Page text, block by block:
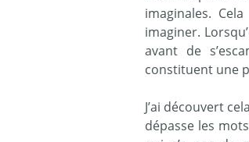
imaginales.
imaginer.
avant de
constituent une
J’ai découvert
dépasse les